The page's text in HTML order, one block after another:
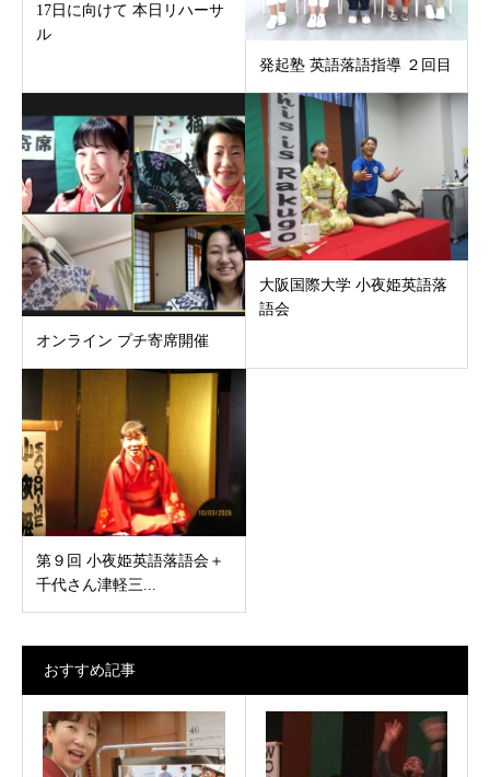
17日に向けて 本日リハーサ
ル
発起塾 英語落語指導 ２回目
オンライン プチ寄席開催
大阪国際大学 小夜姫英語落
語会
第９回 小夜姫英語落語会＋
千代さん津軽三...
おすすめ記事